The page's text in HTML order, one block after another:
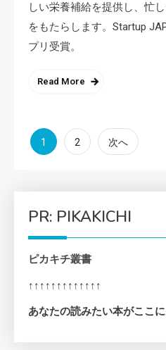
しい栄養補給を提供し、忙
をもたらします。Startup
プリ受賞。
Read More
投
の
ペ
ー
ジ
1 2 次へ
PR: PIKAKICHI
ピカキチ叢書
↑↑↑↑↑↑↑↑↑↑↑↑↑
あなたの読みたい本がここに